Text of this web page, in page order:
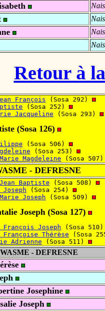
Retour à
François (Sosa 292)
(Sosa 252)
Jacqueline (Sosa 293)
(Sosa 126)
(Sosa 506)
(Sosa 253)
Marie Magdeleine (Sosa
- DEFRESNE
Jean Baptiste (Sosa 508)
Joseph (Sosa 254)
Marie Joseph (Sosa 509)
Joseph (Sosa 127)
François Joseph (Sosa
Françoise Thérèse (Sosa
Adrienne (Sosa 511)
- DEFRESNE
Josephine
Joseph